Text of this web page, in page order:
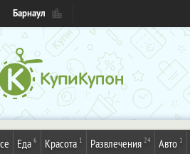
Барнаул
Еда 6 Красота 1 Развлечения 24 Авто 1